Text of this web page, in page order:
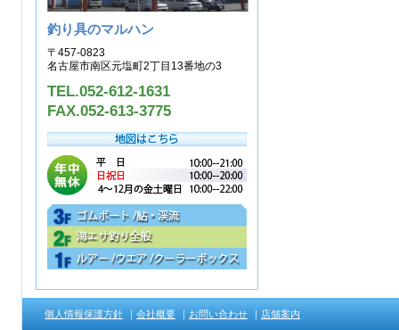
釣り具のマルハン
〒457-0823
名古屋市南区元塩町2丁目13番地の3
TEL.052-612-1631
FAX.052-613-3775
個人情報保護方針 ｜ 会社概要 ｜ お問い合わせ ｜ 店舗案内